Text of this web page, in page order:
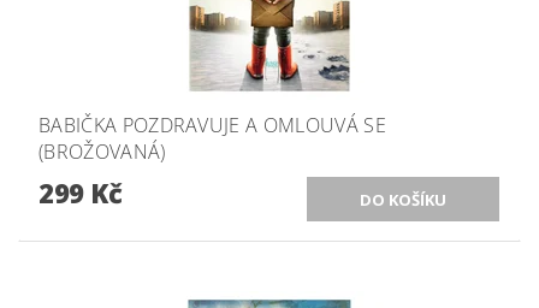
BABIČKA POZDRAVUJE A OMLOUVÁ SE
(BROŽOVANÁ)
299 Kč